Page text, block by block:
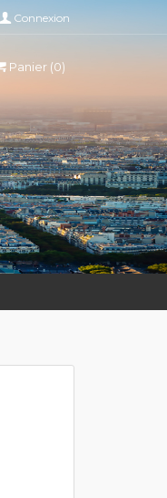
Connexion
Panier (0)